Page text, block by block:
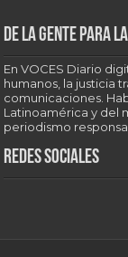
De la gente para
En VOCES Diario
humanos, la justicia
comunicaciones.
Latinoamérica y del
periodismo
Redes sociales